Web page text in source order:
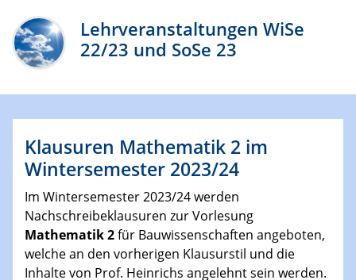
Lehrveranstaltungen WiSe
22/23 und SoSe 23
Klausuren Mathematik 2 im
Wintersemester 2023/24
Im Wintersemester 2023/24 werden
Nachschreibeklausuren zur Vorlesung
Mathematik 2für Bauwissenschaften angeboten,
welche an den vorherigen Klausurstil und die
Inhalte von Prof. Heinrichs angelehnt sein werden.